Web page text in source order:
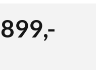
899,-